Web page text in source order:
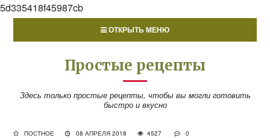
5d335418f45987cb
ОТКРЫТЬ МЕНЮ
Простые рецепты
Здесь только простые рецепты, чтобы вы могли готовить
быстро и вкусно
ПОСТНОЕ 08 АПРЕЛЯ 2018 4527 0